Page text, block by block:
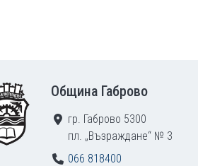
Община Габрово
гр. Габрово 5300
пл. „Възраждане“ № 3
066 818400